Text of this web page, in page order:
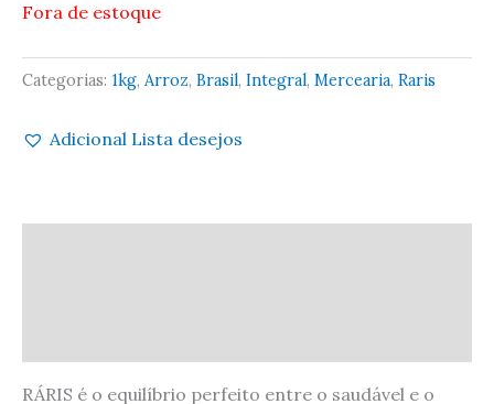
Fora de estoque
Categorias: 1kg, Arroz, Brasil, Integral, Mercearia, Raris
Adicional Lista desejos
RÁRIS é o equilíbrio perfeito entre o saudável e o